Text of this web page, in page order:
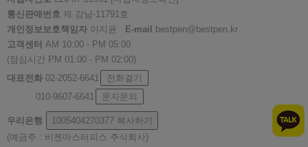
통신판매번호 제 강남-11791호
개인정보보호책임자 이지윤 E-mail
bestpen@bestpen.kr
고객센터 AM 10:00 - PM 05:00
(점심시간 PM 01:00 - PM 02:00)
대표전화 02-2052-6641
전화걸기
010-9607-6641
문자문의
우리은행 1005404270377 복사하기
(예금주 : 비젠마스터피스 주식회사)